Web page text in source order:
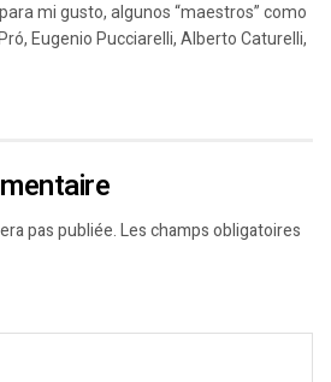
mi gusto, algunos “maestros” como
Eugenio Pucciarelli, Alberto Caturelli,
pas publiée.Les champs obligatoires